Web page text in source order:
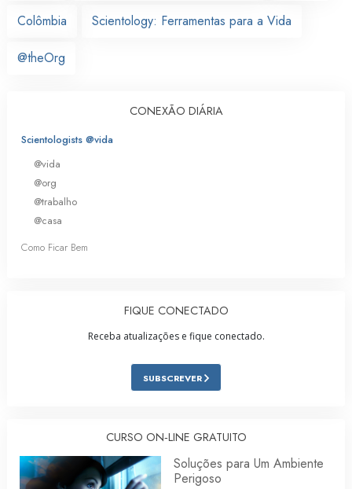
Colômbia Scientology: Ferramentas para a Vida
@theOrg
CONEXÃO DIÁRIA
Scientologists @vida
@vida
@org
@trabalho
@casa
Como Ficar Bem
FIQUE CONECTADO
Receba atualizações e fique conectado.
SUBSCREVER
CURSO ON‑LINE GRATUITO
Soluções para Um Ambiente
Perigoso